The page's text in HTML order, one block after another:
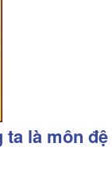
ta là môn đệ